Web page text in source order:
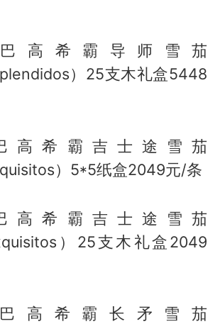
高希霸导师雪茄
）25支木礼盒5448
高希霸吉士途雪茄
）5*5纸盒2049元/条
高希霸吉士途雪茄
）25支木礼盒2049
高希霸长矛雪茄